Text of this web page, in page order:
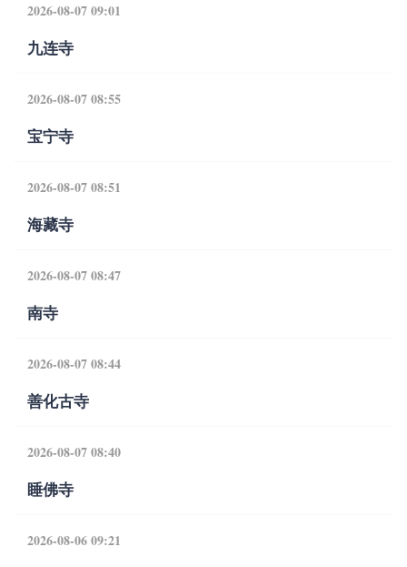
2026-08-07 09:01
九连寺
2026-08-07 08:55
宝宁寺
2026-08-07 08:51
海藏寺
2026-08-07 08:47
南寺
2026-08-07 08:44
善化古寺
2026-08-07 08:40
睡佛寺
2026-08-06 09:21